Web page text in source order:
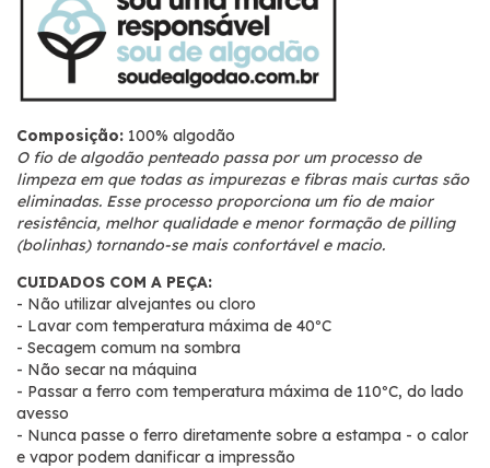
Composição: 100% algodão
O fio de algodão penteado passa por um processo de
limpeza em que todas as impurezas e fibras mais curtas são
eliminadas. Esse processo proporciona um fio de maior
resistência, melhor qualidade e menor formação de pilling
(bolinhas) tornando-se mais confortável e macio.
CUIDADOS COM A PEÇA:
- Não utilizar alvejantes ou cloro
- Lavar com temperatura máxima de 40ºC
- Secagem comum na sombra
- Não secar na máquina
- Passar a ferro com temperatura máxima de 110ºC, do lado
avesso
- Nunca passe o ferro diretamente sobre a estampa - o calor
e vapor podem danificar a impressão